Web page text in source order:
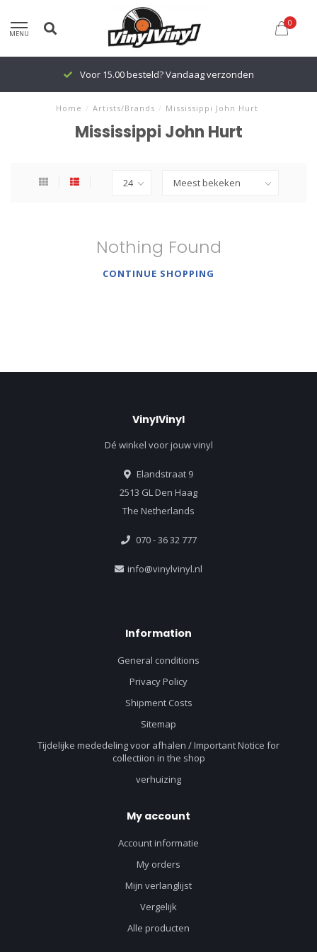
MENU
0
Voor 15.00 besteld? Vandaag verzonden
Home / Artists/Brands / Mississippi John Hurt
Mississippi John Hurt
Nothing Found
CONTINUE SHOPPING
VinylVinyl
Dé winkel voor jouw vinyl
Elandstraat 9
2513 GL Den Haag
The Netherlands
070 - 36 32 777
info@vinylvinyl.nl
Information
General conditions
Privacy Policy
Shipment Costs
Sitemap
Tijdelijke mededeling voor afhalen / Important Notice for
collectiion in the shop
verhuizing
My account
Account informatie
My orders
Mijn verlanglijst
Vergelijk
Alle producten